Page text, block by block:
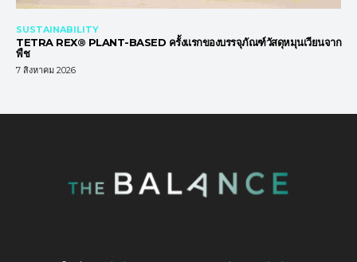
SUSTAINABILITY
TETRA REX® PLANT-BASED ครั้งแรกของบรรจุภัณฑ์วัสดุหมุนเวียนจาก
พืช
7 สิงหาคม 2026